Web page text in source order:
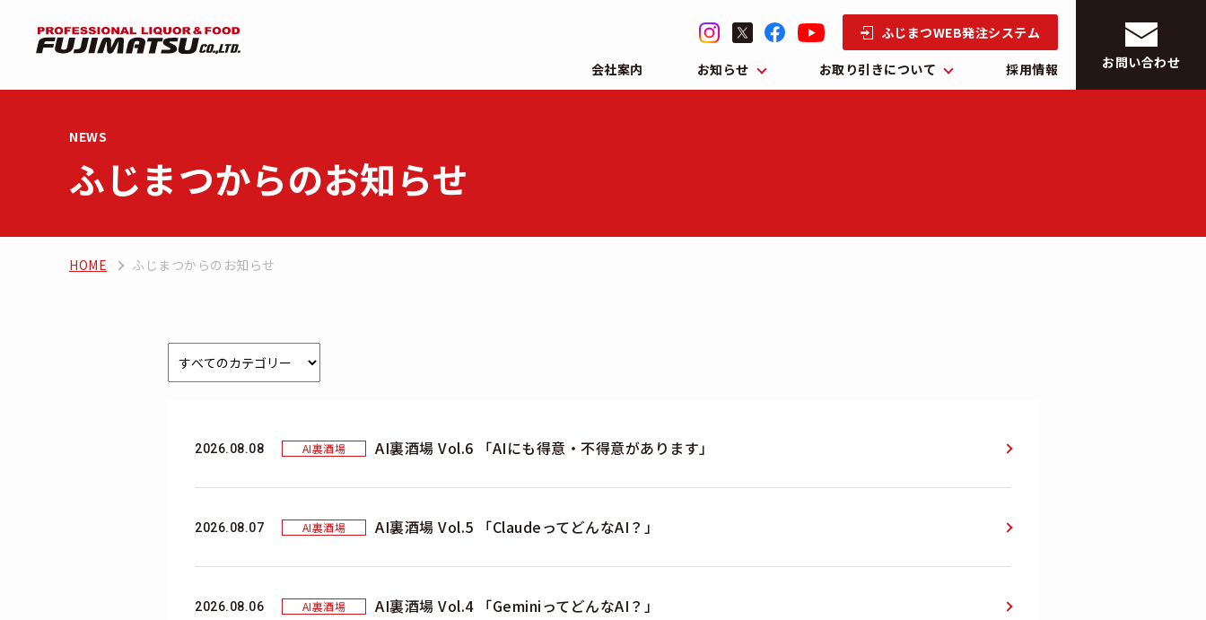
ふじまつWEB発注システム
会社案内 お知らせ お取り引きについて 採用情報 お問い合わせ
NEWS
ふじまつからのお知らせ
HOME ふじまつからのお知らせ
2026.08.08 AI裏酒場 AI裏酒場 Vol.6 「AIにも得意・不得意があります」
2026.08.07 AI裏酒場 AI裏酒場 Vol.5 「ClaudeってどんなAI？」
2026.08.06 AI裏酒場 AI裏酒場 Vol.4 「GeminiってどんなAI？」